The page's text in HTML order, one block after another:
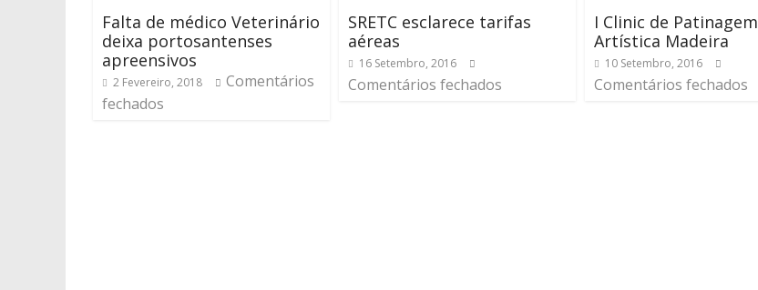
Falta de médico Veterinário
deixa portosantenses
apreensivos
2 Fevereiro, 2018
Comentários
fechados
SRETC esclarece tarifas
aéreas
16 Setembro, 2016
Comentários fechados
I Clinic de Patinagem
Artística Madeira
10 Setembro, 2016
Comentários fechados